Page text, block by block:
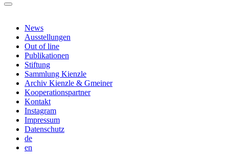
News
Ausstellungen
Out of line
Publikationen
Stiftung
Sammlung Kienzle
Archiv Kienzle & Gmeiner
Kooperationspartner
Kontakt
Instagram
Impressum
Datenschutz
de
en